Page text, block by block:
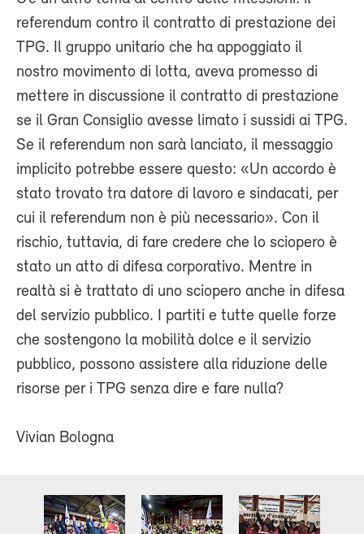
referendum contro il contratto di prestazione dei
TPG. Il gruppo unitario che ha appoggiato il
nostro movimento di lotta, aveva promesso di
mettere in discussione il contratto di prestazione
se il Gran Consiglio avesse limato i sussidi ai TPG.
Se il referendum non sarà lanciato, il messaggio
implicito potrebbe essere questo: «Un accordo è
stato trovato tra datore di lavoro e sindacati, per
cui il referendum non è più necessario». Con il
rischio, tuttavia, di fare credere che lo sciopero è
stato un atto di difesa corporativo. Mentre in
realtà si è trattato di uno sciopero anche in difesa
del servizio pubblico. I partiti e tutte quelle forze
che sostengono la mobilità dolce e il servizio
pubblico, possono assistere alla riduzione delle
risorse per i TPG senza dire e fare nulla?
Vivian Bologna